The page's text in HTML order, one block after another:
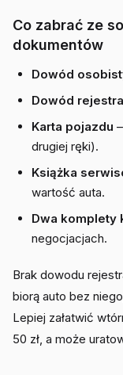
Co zabrać ze
dokumentów
Dowód
Dowód
Karta pojazdu
drugiej ręki).
Książka
wartość auta.
Dwa komplety
negocjacjach.
Brak dowodu
biorą auto bez
Lepiej załatwić
50 zł, a może